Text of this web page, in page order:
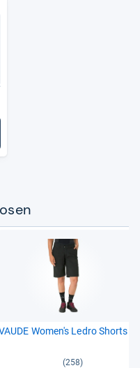
Women's Ledro Shorts
(258)